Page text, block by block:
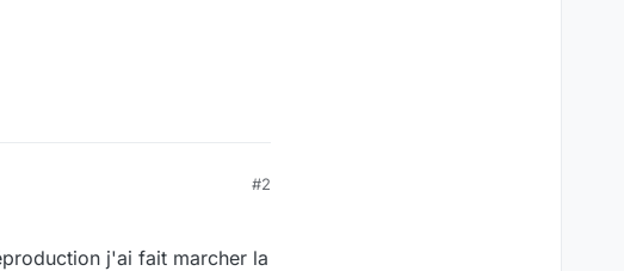
#2
j'ai fait marcher la